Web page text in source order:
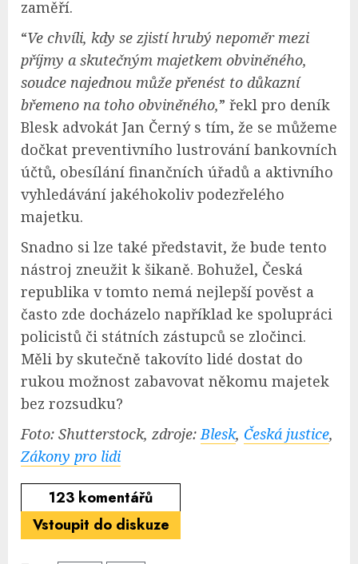
zaměří.
“Ve chvíli, kdy se zjistí hrubý nepoměr mezi
příjmy a skutečným majetkem obviněného,
soudce najednou může přenést to důkazní
břemeno na toho obviněného,” řekl pro deník
Blesk advokát Jan Černý s tím, že se můžeme
dočkat preventivního lustrování bankovních
účtů, obesílání finančních úřadů a aktivního
vyhledávání jakéhokoliv podezřelého
majetku.
Snadno si lze také představit, že bude tento
nástroj zneužit k šikaně. Bohužel, Česká
republika v tomto nemá nejlepší pověst a
často zde docházelo například ke spolupráci
policistů či státních zástupců se zločinci.
Měli by skutečně takovíto lidé dostat do
rukou možnost zabavovat někomu majetek
bez rozsudku?
Foto: Shutterstock, zdroje:Blesk, Česká justice,
Zákony pro lidi
123 komentářů
Vstoupit do diskuze